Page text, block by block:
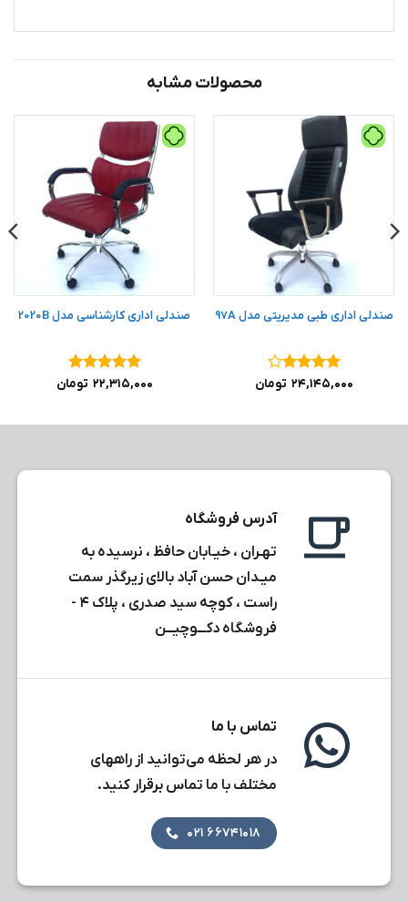
محصولات مشابه
صندلی اداری طبی مدیریتی مدل 97A
نمره۴
۲۴,۱۴۵,۰۰۰ تومان
صندلی اداری کارشناسی مدل 2020B
نمره۵از۲۲,۳۱۵,۰۰۰ تومان
آدرس فروشگاه
تهـران ، خیـابان حافظ ، نرسیده به
میـدان حسن آباد بالای زیرگذر سمت
راست ، کوچه سید صدری ، پلاک ۴ -
فروشگاه دکـــوچیـــن
تماس با ما
در هر لحظه می‌توانید از راههای
مختلف با ما تماس برقرار کنید.
۶۶۷۴۱۰۱۸ ۰۲۱